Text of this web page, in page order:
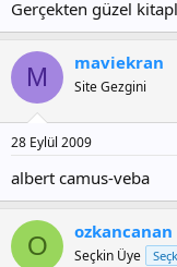
Gerçekten güzel
M maviekran
Site Gezgini
28 Eylül 2009
albert camus-veba
O ozkancanan
Seçkin Üye